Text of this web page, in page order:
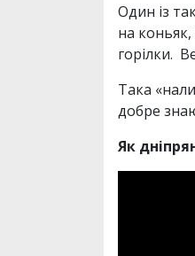
Один із
на
горілки.
Така
добре
Як